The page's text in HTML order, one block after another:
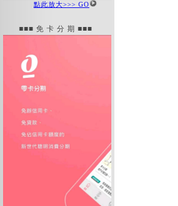
點此放大>>> GO
■■■ 免 卡 分 期 ■■■